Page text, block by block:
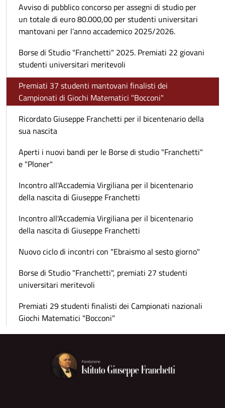
Avviso di pubblico concorso per assegni di studio per
un totale di euro 80.000,00 per studenti universitari
mantovani per l’anno accademico 2025/2026.
Borse di Studio "Franchetti" 2025. Premiati 22 giovani
studenti universitari meritevoli
Premiati 37 studenti mantovani finalisti dei
Campionati di Giochi Matematici "Bocconi"
Ricordato Giuseppe Franchetti per il bicentenario della
sua nascita
Aperti i nuovi bandi per le Borse di studio "Franchetti"
e "Ploner"
Incontro all'Accademia Virgiliana per il bicentenario
della nascita di Giuseppe Franchetti
Incontro all'Accademia Virgiliana per il bicentenario
della nascita di Giuseppe Franchetti
Nuovo ciclo di incontri con "Ebraismo al sesto giorno"
Borse di Studio "Franchetti", premiati 27 studenti
universitari meritevoli
Premiati 29 studenti finalisti dei Campionati nazionali
Giochi Matematici "Bocconi"